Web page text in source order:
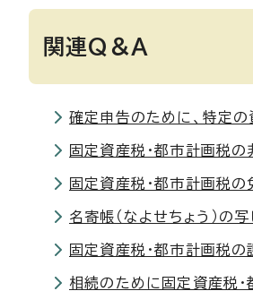
関連Q＆A
確定申告のために、特定の
固定資産税・都市計画税の
固定資産税・都市計画税の
名寄帳（なよせちょう）の
固定資産税・都市計画税
相続のために固定資産税